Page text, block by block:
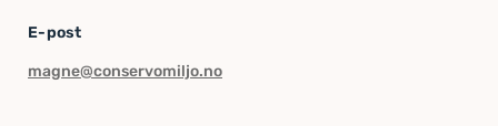
E-post
magne@conservomiljo.no